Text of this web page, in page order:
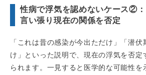
性病で浮気を認めないケース②
言い張り現在の関係を否定
「これは昔の感染が今出ただけ」「潜
け」といった説明で、現在の浮気を否定
られます。一見すると医学的な可能性を